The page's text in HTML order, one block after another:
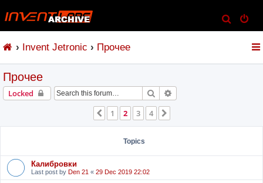
e
Invent Jetronic Прочее
Прочее
Locked Search
Previous
1 2 3 4
Topics
Калибровки
Last post by Den 21 « 29 Dec 2019 22:02